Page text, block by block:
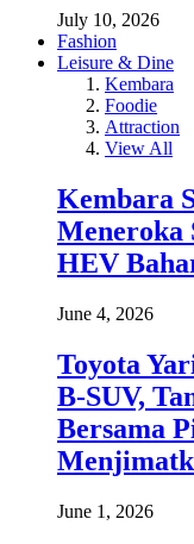
July 10, 2026
Fashion
Leisure & Dine
Kembara
Foodie
Attraction
View All
Kembara
Meneroka
HEV
June 4, 2026
Toyota
B-SUV,
Bersama
June 1, 2026